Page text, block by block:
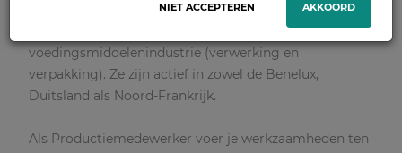
van industriële en voedingsmiddelen gassen voor
toepassing binnen de industrie (lassen, koelen, etc.) en
voedingsmiddelenindustrie (verwerking en
verpakking). Ze zijn actief in zowel de Benelux,
Duitsland als Noord-Frankrijk.
Als Productiemedewerker voer je werkzaamheden ten
NIET ACCEPTEREN AKKOORD